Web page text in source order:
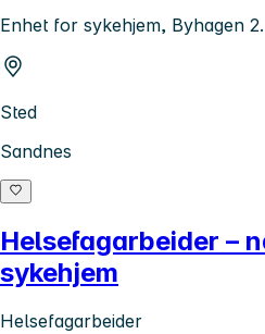
Enhet for sykehjem, Byhagen
Sted
Sandnes
Helsefagarbeider –
sykehjem
Helsefagarbeider